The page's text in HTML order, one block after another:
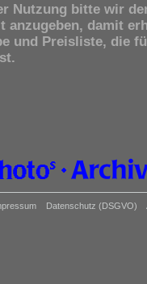
Datenschutz (DSGVO)
Nutzung bitte wir
anzugeben, damit
und Preisliste, die